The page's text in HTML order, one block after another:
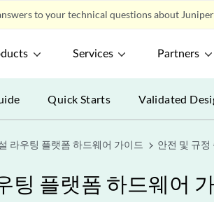
to your technical questions about
Services Partners
Quick Starts Validated
라우팅 플랫폼 하드웨어 가이드 안전 및 규정
팅 플랫폼 하드웨어